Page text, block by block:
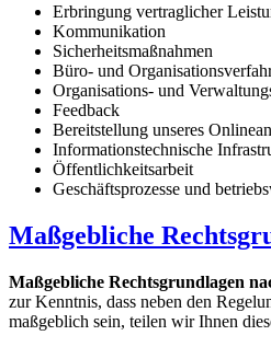
Erbringung vertraglicher
Kommunikation
Sicherheitsmaßnahmen
Büro- und
Organisations- und
Feedback
Bereitstellung unseres
Informationstechnische
Öffentlichkeitsarbeit
Geschäftsprozesse und
Maßgebliche
Maßgebliche Rechtsgrundlagen
zur Kenntnis, dass neben den
maßgeblich sein, teilen wir Ihnen